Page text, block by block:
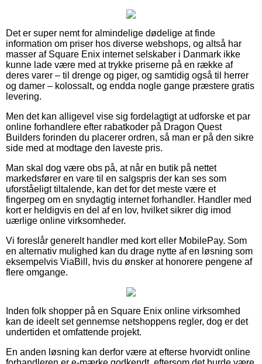
Det er super nemt for almindelige dødelige at finde
information om priser hos diverse webshops, og altså har
masser af Square Enix internet selskaber i Danmark ikke
kunne lade være med at trykke priserne på en række af
deres varer – til drenge og piger, og samtidig også til herrer
og damer – kolossalt, og endda nogle gange præstere gratis
levering.
Men det kan alligevel vise sig fordelagtigt at udforske et par
online forhandlere efter rabatkoder på Dragon Quest
Builders forinden du placerer ordren, så man er på den sikre
side med at modtage den laveste pris.
Man skal dog være obs på, at når en butik på nettet
markedsfører en vare til en salgspris der kan ses som
uforståeligt tiltalende, kan det for det meste være et
fingerpeg om en snydagtig internet forhandler. Handler med
kort er heldigvis en del af en lov, hvilket sikrer dig imod
uærlige online virksomheder.
Vi foreslår generelt handler med kort eller MobilePay. Som
en alternativ mulighed kan du drage nytte af en løsning som
eksempelvis ViaBill, hvis du ønsker at honorere pengene af
flere omgange.
Inden folk shopper på en Square Enix online virksomhed
kan de ideelt set gennemse netshoppens regler, dog er det
undertiden et omfattende projekt.
En anden løsning kan derfor være at efterse hvorvidt online